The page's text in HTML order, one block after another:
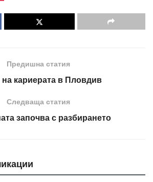
Предишна статия
на кариерата в Пловдив
Следваща статия
започва с разбирането